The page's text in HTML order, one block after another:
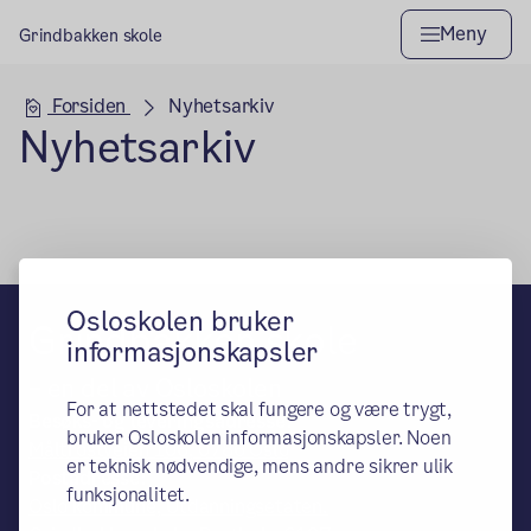
Osloskolen bruker
informasjonskapsler
For at nettstedet skal fungere og være trygt,
bruker Osloskolen informasjonskapsler. Noen
er teknisk nødvendige, mens andre sikrer ulik
funksjonalitet.
Grindbakken skole Meny
Hovedseksjon
Forsiden Nyhetsarkiv
Nyhetsarkiv
Grindbakken skole
Besøks- og leveringsadresse:
Måltrostveien 106, 0786 Oslo
Postadresse:
Oslo kommune, Utdanningsetaten.